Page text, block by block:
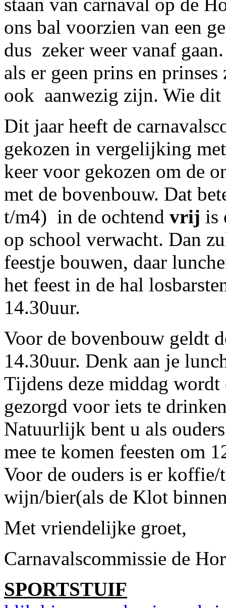
ons bal voorzien van een
dus zeker weer vanaf
als er geen prins en
ook aanwezig zijn. Wie
Dit jaar heeft de
gekozen in vergelijking
keer voor gekozen om de
met de bovenbouw. Dat
t/m4) in de ochtend vrij is
op school verwacht. Dan
feestje bouwen, daar
het feest in de hal
14.30uur.
Voor de bovenbouw geldt
14.30uur. Denk aan je
Tijdens deze middag
gezorgd voor iets te
Natuurlijk bent u als
mee te komen feesten om
Voor de ouders is er
wijn/bier(als de Klot
Met vriendelijke groet,
Carnavalscommissie de
SPORTSTUIF